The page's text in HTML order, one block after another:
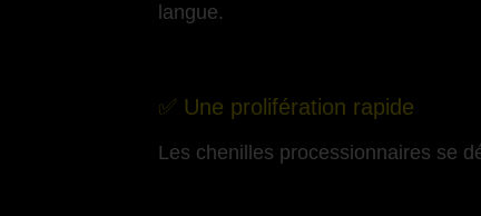
langue.
✅ Une prolifération rapide
Les chenilles processionnaires se